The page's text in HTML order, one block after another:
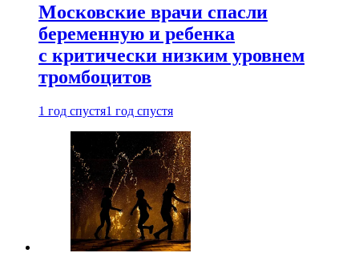
Московские врачи спасли
беременную и ребенка
с критически низким уровнем
тромбоцитов
1 год спустя1 год спустя